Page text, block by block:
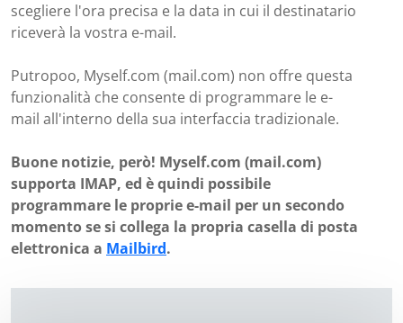
scegliere l'ora precisa e la data in cui il destinatario
riceverà la vostra e-mail.
Putropoo, Myself.com (mail.com) non offre questa
funzionalità che consente di programmare le e-
mail all'interno della sua interfaccia tradizionale.
Buone notizie, però! Myself.com (mail.com)
supporta IMAP, ed è quindi possibile
programmare le proprie e-mail per un secondo
momento se si collega la propria casella di posta
elettronica a Mailbird.